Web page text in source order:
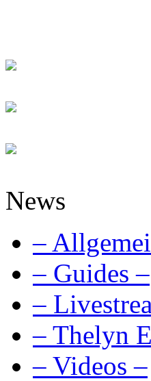
News
–
– Guides –
–
– Thelyn
– Videos –